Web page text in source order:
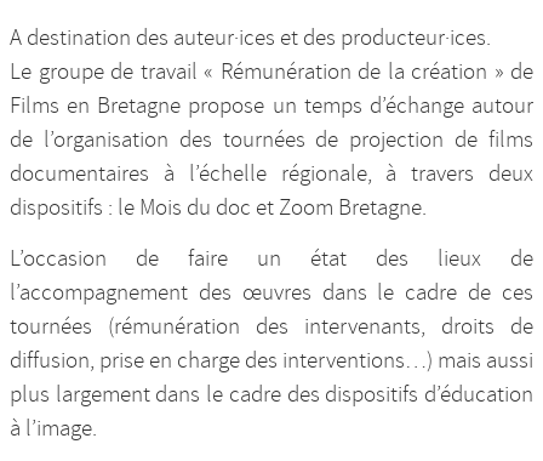
A destination des auteur·ices et des producteur·ices.
Le groupe de travail « Rémunération de la création » de
Films en Bretagne propose un temps d’échange autour
de l’organisation des tournées de projection de films
documentaires à l’échelle régionale, à travers deux
dispositifs : le Mois du doc et Zoom Bretagne.
L’occasion de faire un état des lieux de
l’accompagnement des œuvres dans le cadre de ces
tournées (rémunération des intervenants, droits de
diffusion, prise en charge des interventions…) mais aussi
plus largement dans le cadre des dispositifs d’éducation
à l’image.